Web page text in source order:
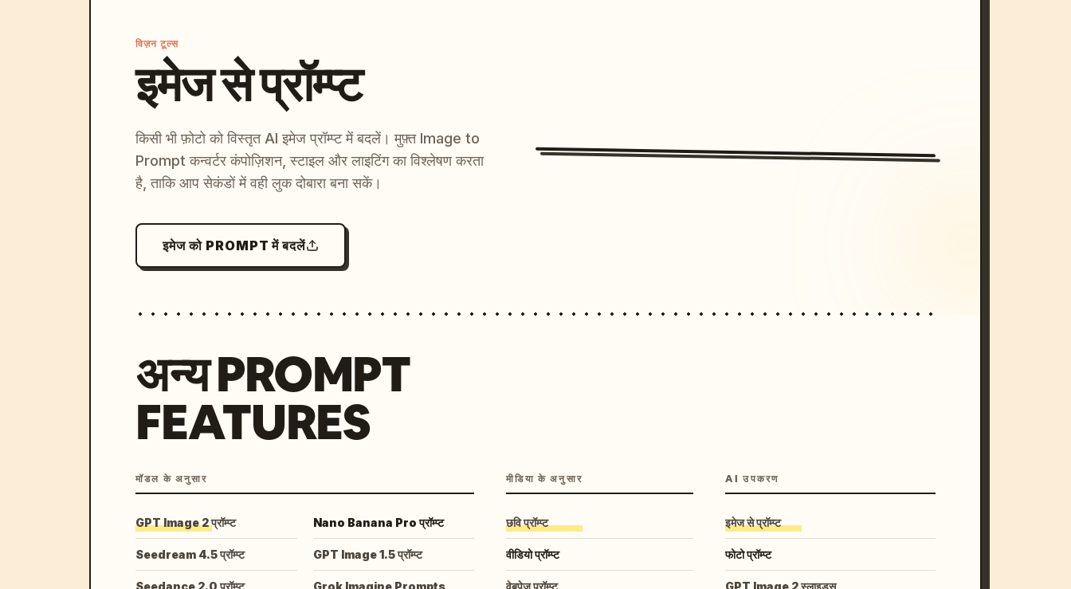
विज़न टूल्स
इमेज से प्रॉम्प्ट
किसी भी फ़ोटो को विस्तृत AI इमेज प्रॉम्प्ट में बदलें। मुफ़्त Image to
Prompt कन्वर्टर कंपोज़िशन, स्टाइल और लाइटिंग का विश्लेषण करता
है, ताकि आप सेकंडों में वही लुक दोबारा बना सकें।
इमेज को PROMPT में बदलें
अन्य PROMPT
FEATURES
मॉडल के अनुसार
GPT Image 2 प्रॉम्प्ट Nano Banana Pro प्रॉम्प्ट
Seedream 4.5 प्रॉम्प्ट GPT Image 1.5 प्रॉम्प्ट
Seedance 2.0 प्रॉम्प्ट Grok Imagine Prompts
मीडिया के अनुसार
छवि प्रॉम्प्ट
वीडियो प्रॉम्प्ट
वेबपेज प्रॉम्प्ट
AI उपकरण
इमेज से प्रॉम्प्ट
फोटो प्रॉम्प्ट
GPT Image 2 स्लाइड्स